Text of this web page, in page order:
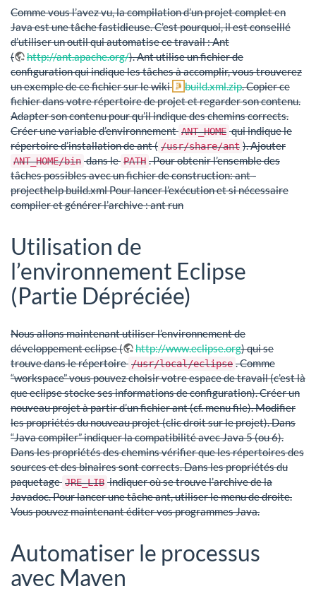
Comme vous l’avez vu, la compilation d’un projet complet en
Java est une tâche fastidieuse. C’est pourquoi, il est conseillé
d’utiliser un outil qui automatise ce travail : Ant
(
http://ant.apache.org/). Ant utilise un fichier de
configuration qui indique les tâches à accomplir, vous trouverez
un exemple de ce fichier sur le wiki
build.xml.zip. Copier ce
fichier dans votre répertoire de projet et regarder son contenu.
Adapter son contenu pour qu’il indique des chemins corrects.
Créer une variable d’environnement ANT_HOME qui indique le
répertoire d’installation de ant ( /usr/share/ant ). Ajouter
ANT_HOME/bin dans le PATH . Pour obtenir l’ensemble des
tâches possibles avec un fichier de construction: ant -
projecthelp build.xml Pour lancer l’exécution et si nécessaire
compiler et générer l’archive : ant run
Utilisation de
l’environnement Eclipse
(Partie Dépréciée)
Nous allons maintenant utiliser l’environnement de
développement eclipse (
http://www.eclipse.org) qui se
trouve dans le répertoire /usr/local/eclipse . Comme
“workspace” vous pouvez choisir votre espace de travail (c’est là
que eclipse stocke ses informations de configuration). Créer un
nouveau projet à partir d’un fichier ant (cf. menu file). Modifier
les propriétés du nouveau projet (clic droit sur le projet). Dans
“Java compiler” indiquer la compatibilité avec Java 5 (ou 6).
Dans les propriétés des chemins vérifier que les répertoires des
sources et des binaires sont corrects. Dans les propriétés du
paquetage JRE_LIB indiquer où se trouve l’archive de la
Javadoc. Pour lancer une tâche ant, utiliser le menu de droite.
Vous pouvez maintenant éditer vos programmes Java.
Automatiser le processus
avec Maven